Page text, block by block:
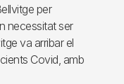
per
necessitat ser
va arribar el
Covid, amb